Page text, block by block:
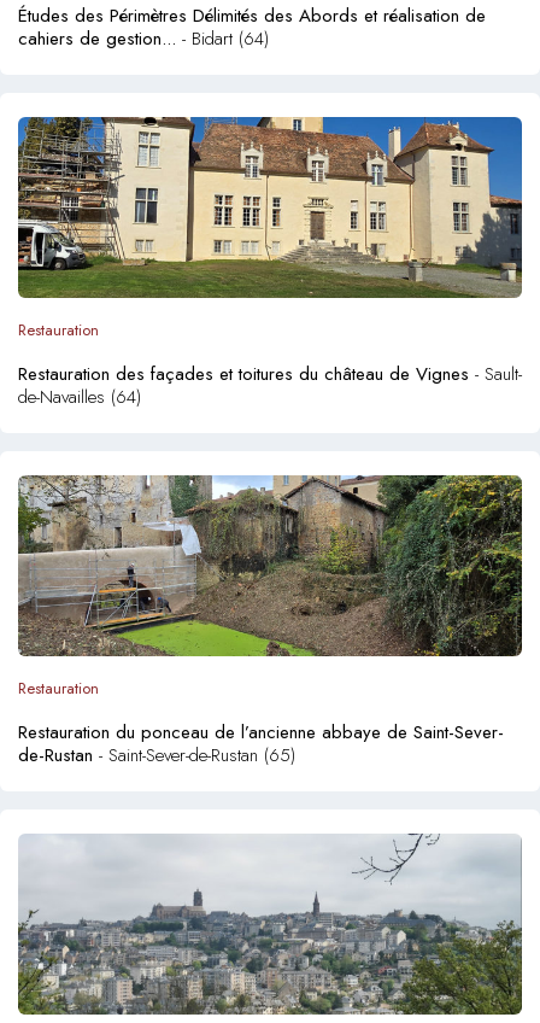
Études des Périmètres Délimités des Abords et réalisation de
cahiers de gestion... - Bidart (64)
Restauration
Restauration des façades et toitures du château de Vignes - Sault-
de-Navailles (64)
Restauration
Restauration du ponceau de l’ancienne abbaye de Saint-Sever-
de-Rustan - Saint-Sever-de-Rustan (65)